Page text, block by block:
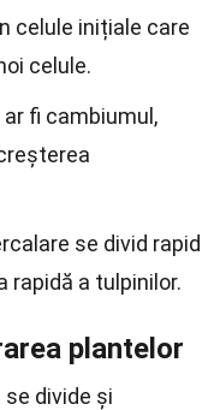
celule inițiale care
celule.
fi cambiumul,
se divid rapid
rapidă a tulpinilor.
plantelor
divide și